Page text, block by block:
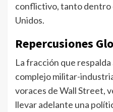
conflictivo, tanto dentro
Unidos.
Repercusiones
La fracción que respalda
complejo militar-
voraces de Wall Street,
llevar adelante una